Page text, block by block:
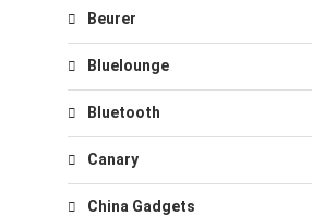
Beurer
Bluelounge
Bluetooth
Canary
China Gadgets